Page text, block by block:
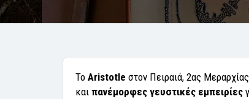
Το Aristotle στον Πειραιά, 2ας
και πανέμορφες γευστικές εμπειρίες